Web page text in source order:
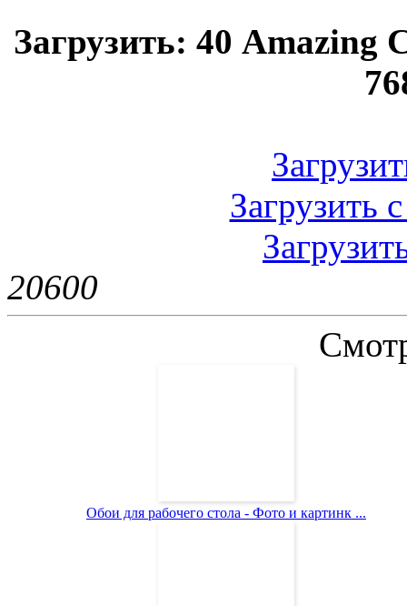
Загрузить: 40 Amazing
Загрузить
20600
Обои для рабочего стола - Фото и картинк ...